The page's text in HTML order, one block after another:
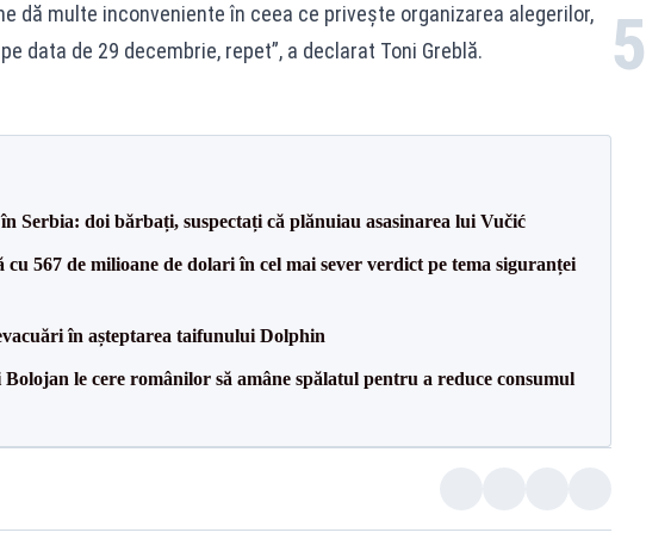
dă multe inconveniente în ceea ce priveşte organizarea alegerilor,
data de 29 decembrie, repet”, a declarat Toni Greblă.
Serbia: doi bărbați, suspectați că plănuiau asasinarea lui Vučić
cu 567 de milioane de dolari în cel mai sever verdict pe tema siguranței
în așteptarea taifunului Dolphin
le cere românilor să amâne spălatul pentru a reduce consumul
5